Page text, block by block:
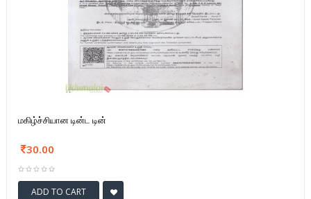
மகிழ்ச்சியான டின்ட டின்
30.00
ADD TO CART